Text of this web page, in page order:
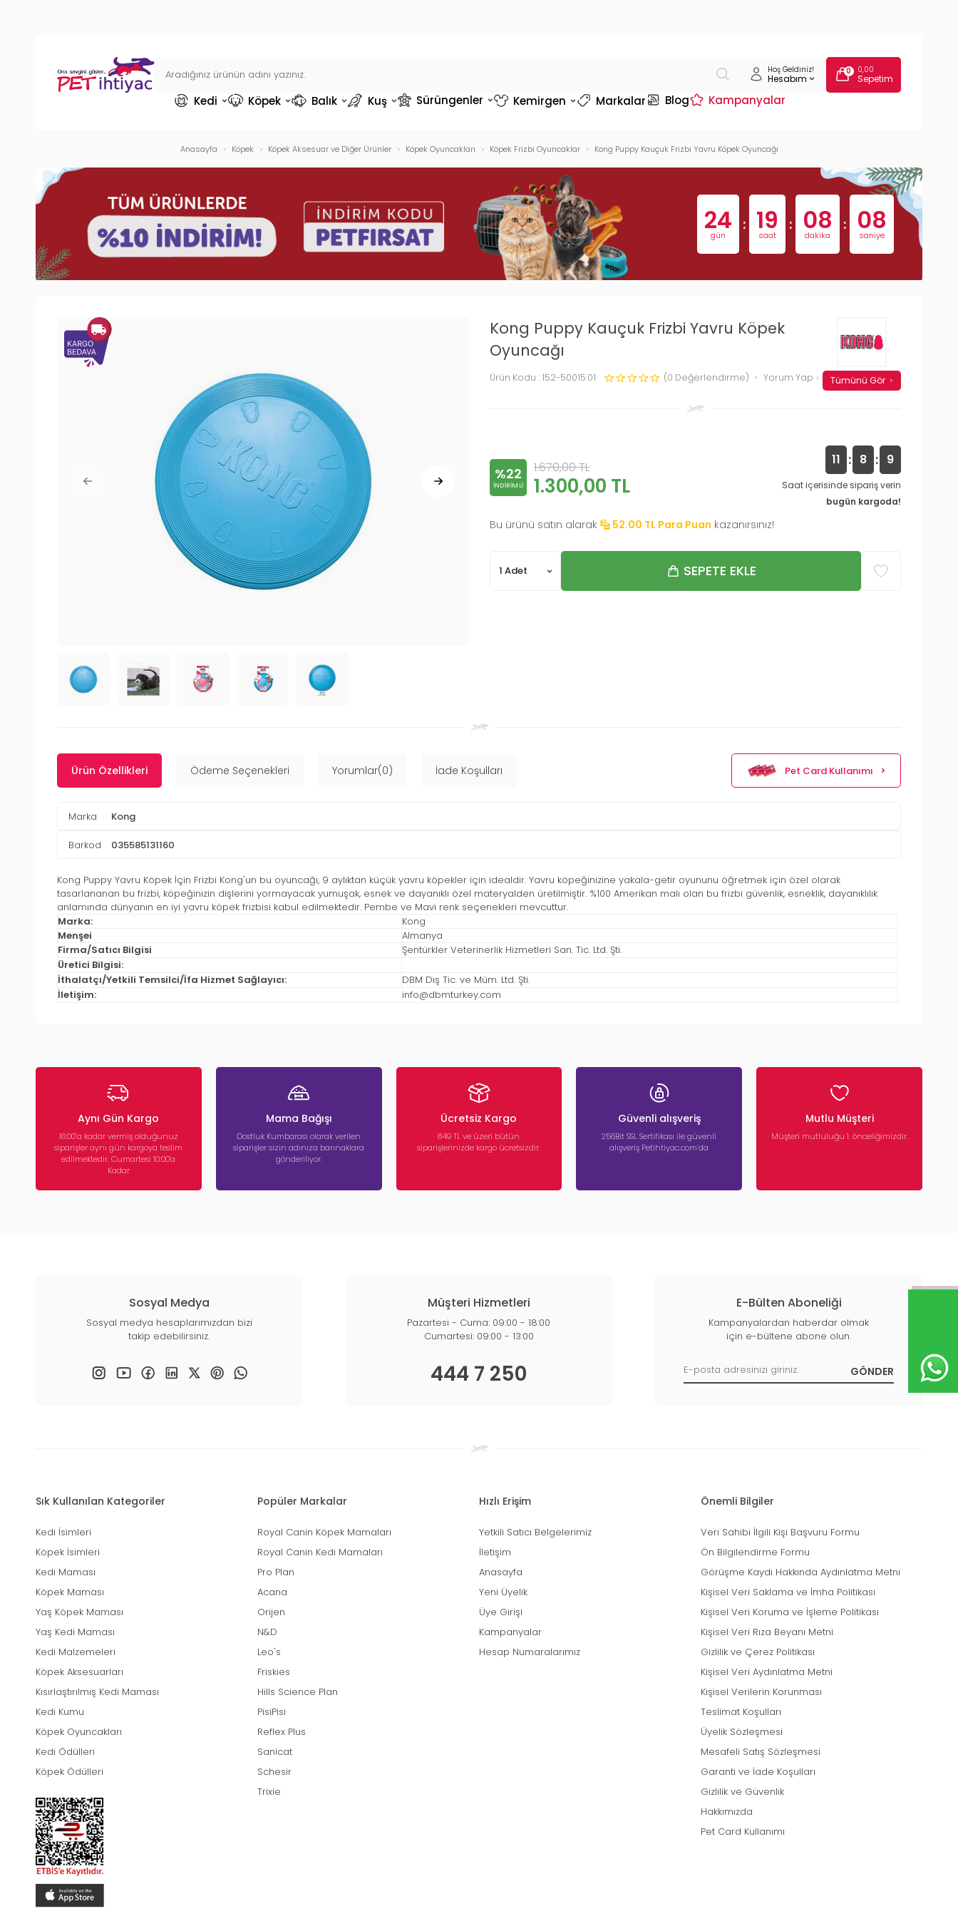
Hoş Geldiniz!
Hesabım
0 0,00
Sepetim
Kedi Köpek Balık Kuş Sürüngenler Kemirgen Markalar Blog Kampanyalar
Anasayfa Köpek Köpek Aksesuar ve Diğer Ürünler Köpek Oyuncakları Köpek Frizbi Oyuncaklar Kong Puppy Kauçuk Frizbi Yavru Köpek Oyuncağı
24
gün 19
saat 08
dakika 07
saniye
Kong Puppy Kauçuk Frizbi Yavru Köpek
Oyuncağı
Ürün Kodu : 152-50015.01 (0 Değerlendirme) Yorum Yap Tümünü Gör
%22
INDIRIMLI
1.670,00TL
1.300,00 TL
11 : 8 : 8
Saat içerisinde sipariş verin
bugün kargoda!
Bu ürünü satın alarak 52.00 TL Para Puan kazanırsınız!
SEPETE EKLE
Ürün Özellikleri Ödeme Seçenekleri Yorumlar(0) İade Koşulları Pet Card Kullanımı
Marka Kong
Barkod 035585131160
Kong Puppy Yavru Köpek İçin Frizbi Kong'un bu oyuncağı, 9 aylıktan küçük yavru köpekler için idealdir. Yavru köpeğinizine yakala-getir oyununu öğretmek için özel olarak
tasarlananan bu frizbi, köpeğinizin dişlerini yormayacak yumuşak, esnek ve dayanıklı özel materyalden üretilmiştir. %100 Amerikan malı olan bu frizbi güvenlik, esneklik, dayanıklılık
anlamında dünyanın en iyi yavru köpek frizbisi kabul edilmektedir. Pembe ve Mavi renk seçenekleri mevcuttur.
Marka:
Kong
Menşei
Almanya
Firma/Satıcı Bilgisi
Şentürkler Veterinerlik Hizmetleri San. Tic. Ltd. Şti.
Üretici Bilgisi:
İthalatçı/Yetkili Temsilci/İfa Hizmet Sağlayıcı:
DBM Dış Tic. ve Müm. Ltd. Şti.
İletişim:
info@dbmturkey.com
Aynı Gün Kargo
16:00’a kadar vermiş olduğunuz
siparişler aynı gün kargoya teslim
edilmektedir. Cumartesi 10:00'a
Kadar
Mama Bağışı
Dostluk Kumbarası olarak verilen
siparişler sizin adınıza barınaklara
gönderiliyor.
Ücretsiz Kargo
849 TL ve üzeri bütün
siparişlerinizde kargo ücretsizdir.
Güvenli alışveriş
256Bit SSL Sertifikası ile güvenli
alışveriş Petihtiyac.com’da
Mutlu Müşteri
Müşteri mutluluğu 1. önceliğimizdir.
Sosyal Medya
Sosyal medya hesaplarımızdan bizi
takip edebilirsiniz.
Müşteri Hizmetleri
Pazartesi - Cuma: 09:00 - 18:00
Cumartesi: 09:00 - 13:00
444 7 250
E-Bülten Aboneliği
Kampanyalardan haberdar olmak
için e-bültene abone olun.
Sık Kullanılan Kategoriler
Kedi İsimleri
Köpek İsimleri
Kedi Maması
Köpek Maması
Yaş Köpek Maması
Yaş Kedi Maması
Kedi Malzemeleri
Köpek Aksesuarları
Kısırlaştırılmış Kedi Maması
Kedi Kumu
Köpek Oyuncakları
Kedi Ödülleri
Köpek Ödülleri
Popüler Markalar
Royal Canin Köpek Mamaları
Royal Canin Kedi Mamaları
Pro Plan
Acana
Orijen
N&D
Leo's
Friskies
Hills Science Plan
PisiPisi
Reflex Plus
Sanicat
Schesir
Trixie
Hızlı Erişim
Yetkili Satıcı Belgelerimiz
İletişim
Anasayfa
Yeni Üyelik
Üye Girişi
Kampanyalar
Hesap Numaralarımız
Önemli Bilgiler
Veri Sahibi İlgili Kişi Başvuru Formu
Ön Bilgilendirme Formu
Görüşme Kaydı Hakkında Aydınlatma Metni
Kişisel Veri Saklama ve İmha Politikası
Kişisel Veri Koruma ve İşleme Politikası
Kişisel Veri Rıza Beyanı Metni
Gizlilik ve Çerez Politikası
Kişisel Veri Aydınlatma Metni
Kişisel Verilerin Korunması
Teslimat Koşulları
Üyelik Sözleşmesi
Mesafeli Satış Sözleşmesi
Garanti ve İade Koşulları
Gizlilik ve Güvenlik
Hakkımızda
Pet Card Kullanımı